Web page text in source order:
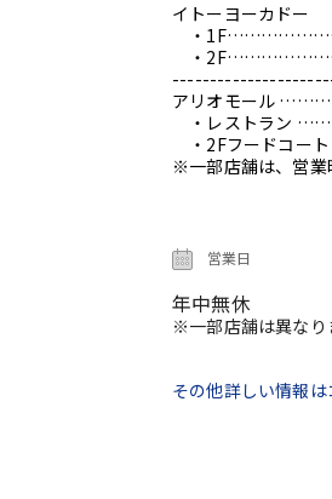
イトーヨーカドー
・
・
アリオモール
・レストラン
・2Fフードコー
※一部店舗は、営業
営業日
年中無休
※一部店舗は異なり
その他詳しい情報は